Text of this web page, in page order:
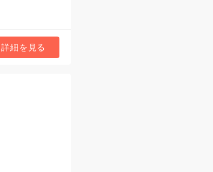
詳細を見る